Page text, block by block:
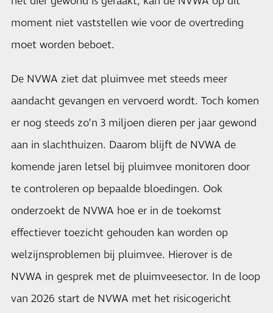
moment niet vaststellen wie voor de overtreding
moet worden beboet.
De NVWA ziet dat pluimvee met steeds meer
aandacht gevangen en vervoerd wordt. Toch komen
er nog steeds zo’n 3 miljoen dieren per jaar gewond
aan in slachthuizen. Daarom blijft de NVWA de
komende jaren letsel bij pluimvee monitoren door
te controleren op bepaalde bloedingen. Ook
onderzoekt de NVWA hoe er in de toekomst
effectiever toezicht gehouden kan worden op
welzijnsproblemen bij pluimvee. Hierover is de
NVWA in gesprek met de pluimveesector. In de loop
van 2026 start de NVWA met het risicogericht